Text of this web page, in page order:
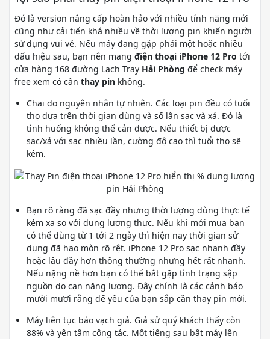
Đó là version nâng cấp hoàn hảo với nhiều tính năng mới
cũng như cải tiến khá nhiều về thời lượng pin khiến người
sử dụng vui vẻ. Nếu máy đang gặp phải một hoặc nhiều
dấu hiệu sau, bạn nên mang điện thoại iPhone 12 Pro tới
cửa hàng 168 đường Lạch Tray Hải Phòng để check máy
free xem có cần thay pin không.
Chai do nguyên nhân tự nhiên. Các loại pin đều có tuổi
thọ dựa trên thời gian dùng và số lần sạc và xả. Đó là
tình huống không thể cản được. Nếu thiết bị được
sạc/xả với sạc nhiều lần, cường độ cao thì tuổi thọ sẽ
kém.
Bạn rõ ràng đã sạc đầy nhưng thời lượng dùng thực tế
kém xa so với dung lượng thực. Nếu khi mới mua bạn
có thể dùng từ 1 tới 2 ngày thì hiện nay thời gian sử
dụng đã hao mòn rõ rệt. iPhone 12 Pro sạc nhanh đầy
hoặc lâu đầy hơn thông thường nhưng hết rất nhanh.
Nếu nặng nề hơn bạn có thể bắt gặp tình trạng sập
nguồn do cạn năng lượng. Đây chính là các cảnh báo
mười mươi rằng dế yêu của bạn sắp cần thay pin mới.
Máy liên tục báo vạch giả. Giả sử quý khách thấy còn
88% và yên tâm công tác. Một tiếng sau bật máy lên